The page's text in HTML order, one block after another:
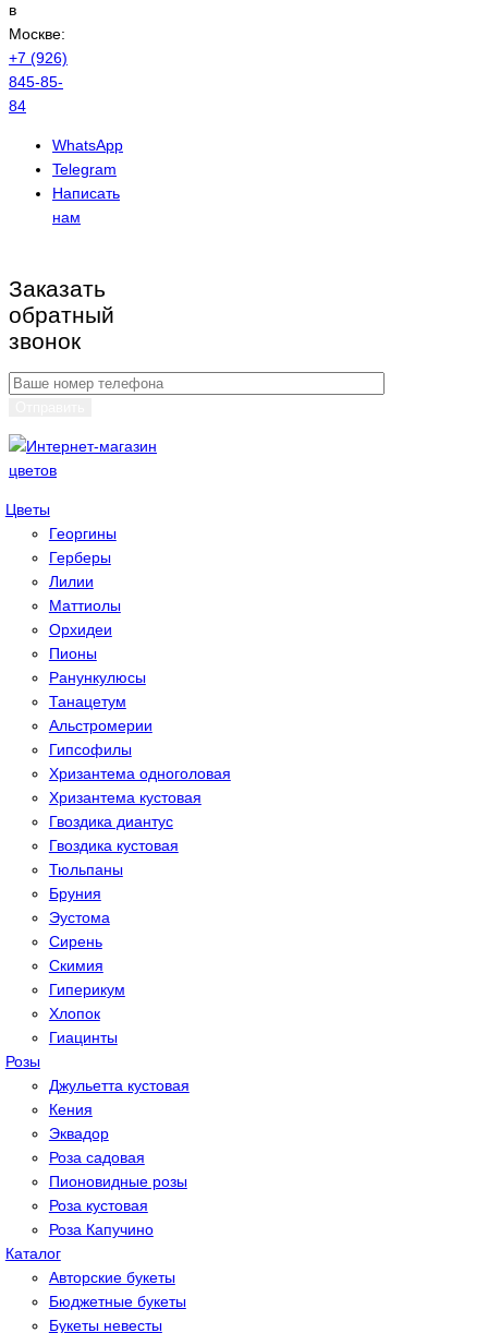
в
Москве:
+7 (926)
845-85-
84
WhatsApp
Telegram
Написать
нам
Заказать
обратный
звонок
Цветы
Георгины
Герберы
Лилии
Маттиолы
Орхидеи
Пионы
Ранункулюсы
Танацетум
Альстромерии
Гипсoфилы
Хризантема одноголовая
Хризантема кустовая
Гвоздика диантус
Гвоздика кустовая
Тюльпаны
Бруния
Эустома
Сирень
Скимия
Гиперикум
Хлопок
Гиацинты
Розы
Джульетта кустовая
Кения
Эквадор
Роза садовая
Пионовидные розы
Роза кустовая
Роза Капучино
Каталог
Авторские букеты
Бюджетные букеты
Букеты невесты